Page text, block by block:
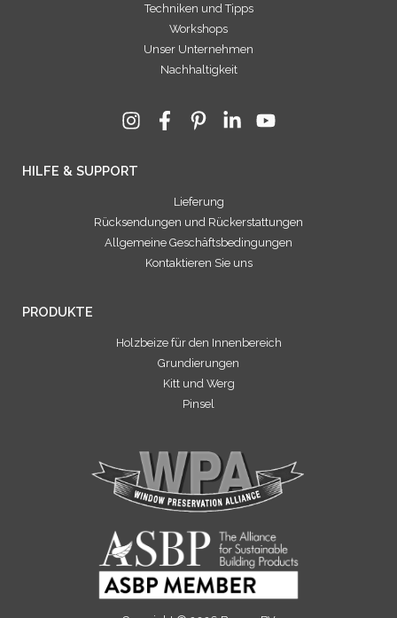
Techniken und Tipps
Workshops
Unser Unternehmen
Nachhaltigkeit
HILFE & SUPPORT
Lieferung
Rücksendungen und Rückerstattungen
Allgemeine Geschäftsbedingungen
Kontaktieren Sie uns
PRODUKTE
Holzbeize für den Innenbereich
Grundierungen
Kitt und Werg
Pinsel